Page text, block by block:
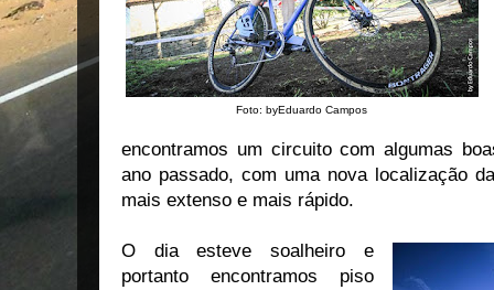
Foto: byEduardo Campos
encontramos um circuito com algumas
ano passado, com uma nova localização
mais extenso e mais rápido.
O dia esteve soalheiro e
portanto encontramos piso